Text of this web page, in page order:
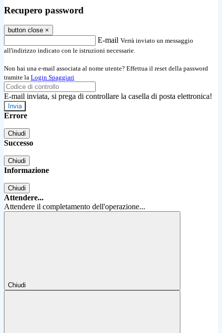
Recupero password
button close ×
E-mail Verrà inviato un messaggio
all'indirizzo indicato con le istruzioni necessarie.
Non hai una e-mail associata al nome utente? Effettua il reset della password
tramite la Login Spaggiari
E-mail inviata, si prega di controllare la casella di posta elettronica!
Errore
Chiudi
Successo
Chiudi
Informazione
Chiudi
Attendere...
Attendere il completamento dell'operazione...
Chiudi